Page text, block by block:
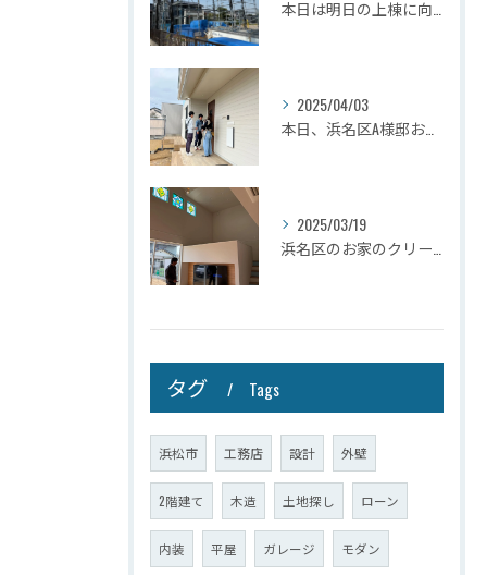
2025/04/03
2025/03/19
タグ Tags
浜松市 工務店 設計 外壁
2階建て 木造 土地探し ローン
内装 平屋 ガレージ モダン